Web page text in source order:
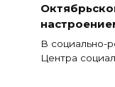
В социально-
Центра